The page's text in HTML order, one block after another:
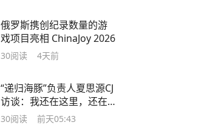
俄罗斯携创纪录数量的游
戏项目亮相 ChinaJoy 2026
30阅读 4天前
“递归海豚”负责人夏思源CJ
访谈：我还在这里，还在
做这件事
30阅读 前天05:43